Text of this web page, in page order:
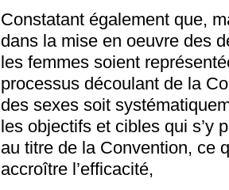
Constatant également que,
dans la mise en oeuvre des
les femmes soient
processus découlant de la
des sexes soit
les objectifs et cibles qui s’y
au titre de la Convention, ce
accroître l’efficacité,